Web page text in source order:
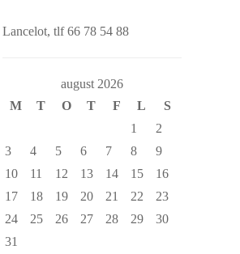
Lancelot, tlf 66 78 54 88
august 2026
M
T O T F L
S
1
2
3
4 5 6 7 8
9
10
11 12 13 14 15
16
17
18 19 20 21 22
23
24
25 26 27 28 29
30
31